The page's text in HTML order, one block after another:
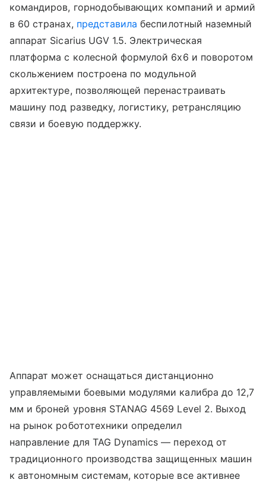
командиров, горнодобывающих компаний и армий
в 60 странах, представила беспилотный наземный
аппарат Sicarius UGV 1.5. Электрическая
платформа с колесной формулой 6x6 и поворотом
скольжением построена по модульной
архитектуре, позволяющей перенастраивать
машину под разведку, логистику, ретрансляцию
связи и боевую поддержку.
Аппарат может оснащаться дистанционно
управляемыми боевыми модулями калибра до 12,7
мм и броней уровня STANAG 4569 Level 2. Выход
на рынок робототехники определил
направление для TAG Dynamics — переход от
традиционного производства защищенных машин
к автономным системам, которые все активнее